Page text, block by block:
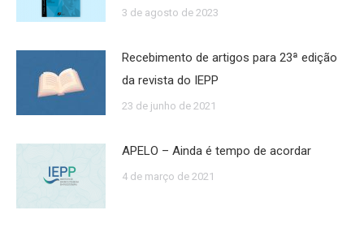
3 de agosto de 2023
Recebimento de artigos para 23ª edição
da revista do IEPP
23 de junho de 2021
APELO – Ainda é tempo de acordar
4 de março de 2021